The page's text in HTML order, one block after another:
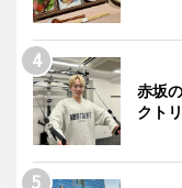
赤坂
クト